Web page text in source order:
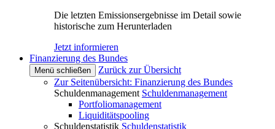
Die letzten Emissionsergebnisse im Detail sowie
historische zum Herunterladen
Jetzt informieren
Finanzierung des Bundes
Menü schließen
Zurück zur Übersicht
Zur Seitenübersicht: Finanzierung des Bundes
Schuldenmanagement Schuldenmanagement
Portfoliomanagement
Liquiditätspooling
Schuldenstatistik Schuldenstatistik